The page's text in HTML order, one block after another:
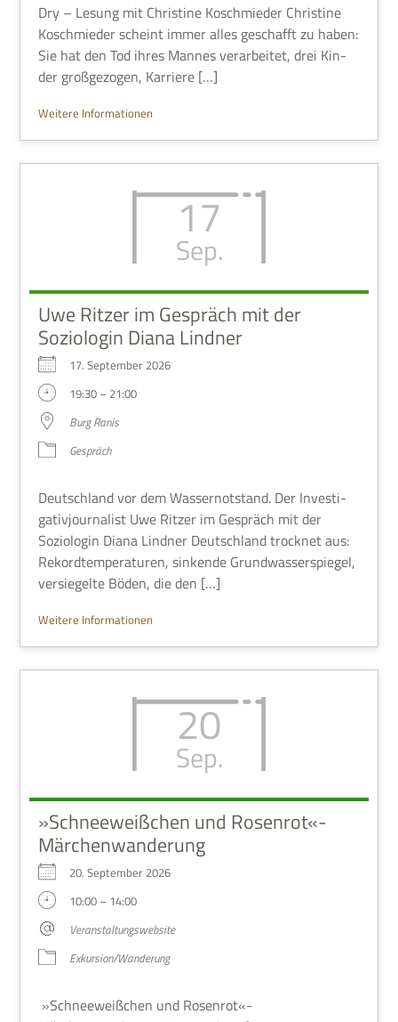
Dry – Lesung mit Chri­stine Koschmie­der Chri­stine
Koschmie­der scheint immer alles geschafft zu haben:
Sie hat den Tod ihres Man­nes ver­ar­bei­tet, drei Kin­
der groß­ge­zo­gen, Karriere […]
Wei­tere Informationen
17
Sep.
Uwe Ritzer im Gespräch mit der
Soziologin Diana Lindner
17. Sep­tem­ber 2026
19:30 – 21:00
Burg Ranis
Gespräch
Deutsch­land vor dem Was­ser­not­stand. Der Inve­sti­
ga­ti­v­jour­na­list Uwe Rit­zer im Gespräch mit der
Sozio­lo­gin Diana Lind­ner Deutsch­land trock­net aus:
Rekord­tem­pe­ra­tu­ren, sin­kende Grund­was­ser­spie­gel,
ver­sie­gelte Böden, die den […]
Wei­tere Informationen
20
Sep.
»Schneeweißchen und Rosenrot«-
Märchenwanderung
20. Sep­tem­ber 2026
10:00 – 14:00
Ver­an­stal­tungs­web­site
Exkursion/Wanderung
»Schnee­weiß­chen und Rosenrot«-